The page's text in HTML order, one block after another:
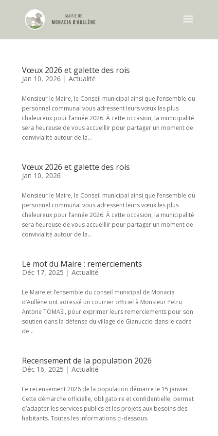
Vœux 2026 et galette des rois
Jan 10, 2026 | Actualité
Monsieur le Maire, le Conseil municipal ainsi que l’ensemble du
personnel communal vous adressent leurs vœux les plus
chaleureux pour l’année 2026. À cette occasion, la municipalité
sera heureuse de vous accueillir pour partager un moment de
convivialité autour de la...
Vœux 2026 et galette des rois
Jan 10, 2026
Monsieur le Maire, le Conseil municipal ainsi que l’ensemble du
personnel communal vous adressent leurs vœux les plus
chaleureux pour l’année 2026. À cette occasion, la municipalité
sera heureuse de vous accueillir pour partager un moment de
convivialité autour de la...
Le mot du Maire : remerciements
Déc 17, 2025 | Actualité
Le Maire et l’ensemble du conseil municipal de Monacia
d’Aullène ont adressé un courrier officiel à Monsieur Petru
Antone TOMASI, pour exprimer leurs remerciements pour son
soutien dans la défense du village de Gianuccio dans le cadre
de...
Recensement de la population 2026
Déc 16, 2025 | Actualité
Le recensement 2026 de la population démarre le 15 janvier.
Cette démarche officielle, obligatoire et confidentielle, permet
d’adapter les services publics et les projets aux besoins des
habitants. Toutes les informations ci-dessous.